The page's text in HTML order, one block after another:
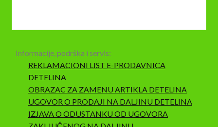
Informacije, podrška i servis:
REKLAMACIONI LIST E-PRODAVNICA
DETELINA
OBRAZAC ZA ZAMENU ARTIKLA DETELINA
UGOVOR O PRODAJI NA DALJINU DETELINA
IZJAVA O ODUSTANKU OD UGOVORA